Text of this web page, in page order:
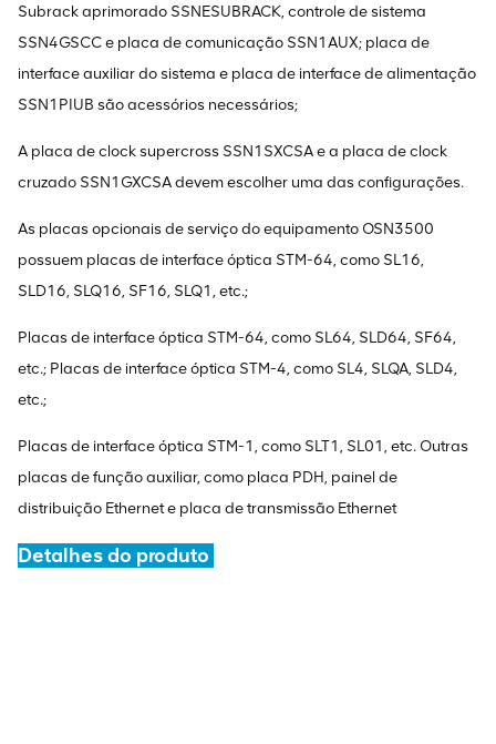
Subrack aprimorado SSNESUBRACK, controle de sistema
SSN4GSCC e placa de comunicação SSN1AUX; placa de
interface auxiliar do sistema e placa de interface de alimentação
SSN1PIUB são acessórios necessários;
A placa de clock supercross SSN1SXCSA e a placa de clock
cruzado SSN1GXCSA devem escolher uma das configurações.
As placas opcionais de serviço do equipamento OSN3500
possuem placas de interface óptica STM-64, como SL16,
SLD16, SLQ16, SF16, SLQ1, etc.;
Placas de interface óptica STM-64, como SL64, SLD64, SF64,
etc.; Placas de interface óptica STM-4, como SL4, SLQA, SLD4,
etc.;
Placas de interface óptica STM-1, como SLT1, SL01, etc. Outras
placas de função auxiliar, como placa PDH, painel de
distribuição Ethernet e placa de transmissão Ethernet
Detalhes do produto